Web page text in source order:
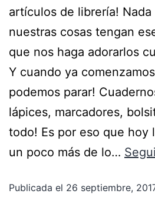
artículos de librería!
nuestras cosas tengan
que nos haga adorarlos
Y cuando ya
podemos parar!
lápices, marcadores,
todo! Es por eso que hoy
un poco más de lo…
Publicada el 26 septiembre,